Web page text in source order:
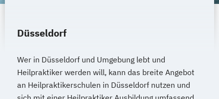
Düsseldorf
Wer in Düsseldorf und Umgebung lebt und
Heilpraktiker werden will, kann das breite Angebot
an Heilpraktikerschulen in Düsseldorf nutzen und